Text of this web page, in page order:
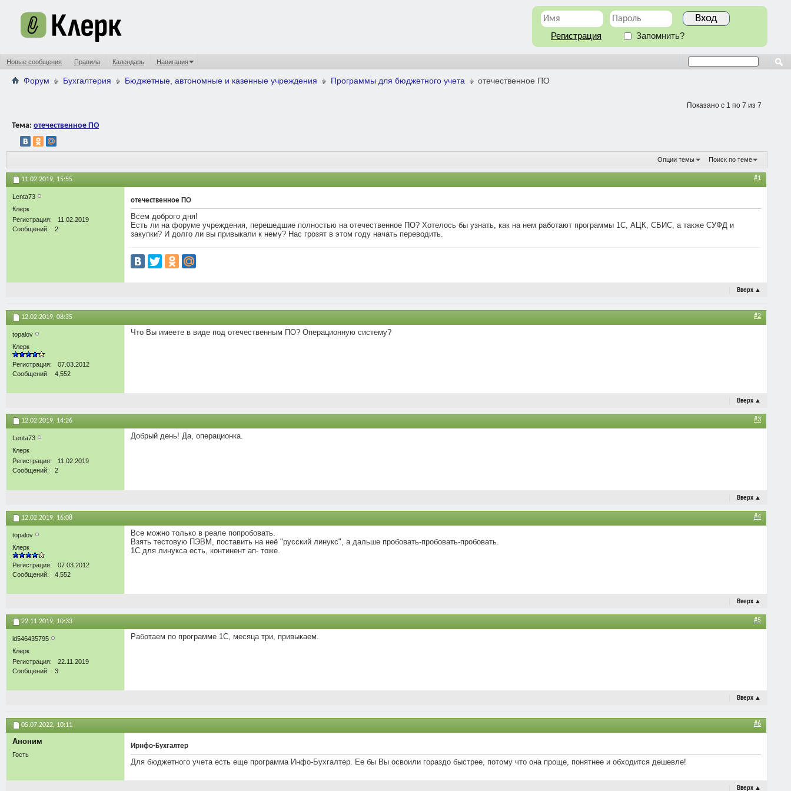
Регистрация Запомнить?
Новые сообщения Правила Календарь Навигация
Форум Бухгалтерия Бюджетные, автономные и казенные учреждения Программы для бюджетного учета отечественное ПО
Показано с 1 по 7 из 7
Тема: отечественное ПО
Опции темы Поиск по теме
11.02.2019, 15:55 #1
Lenta73
Клерк
Регистрация
11.02.2019
Сообщений
2
отечественное ПО
Всем доброго дня!
Есть ли на форуме учреждения, перешедшие полностью на отечественное ПО? Хотелось бы узнать, как на нем работают программы 1С, АЦК, СБИС, а также СУФД и
закупки? И долго ли вы привыкали к нему? Нас грозят в этом году начать переводить.
Вверх ▲
12.02.2019, 08:35 #2
topalov
Клерк
Регистрация
07.03.2012
Сообщений
4,552
Что Вы имеете в виде под отечественным ПО? Операционную систему?
Вверх ▲
12.02.2019, 14:26 #3
Lenta73
Клерк
Регистрация
11.02.2019
Сообщений
2
Добрый день! Да, операционка.
Вверх ▲
12.02.2019, 16:08 #4
topalov
Клерк
Регистрация
07.03.2012
Сообщений
4,552
Все можно только в реале попробовать.
Взять тестовую ПЭВМ, поставить на неё "русский линукс", а дальше пробовать-пробовать-пробовать.
1С для линукса есть, континент ап- тоже.
Вверх ▲
22.11.2019, 10:33 #5
id546435795
Клерк
Регистрация
22.11.2019
Сообщений
3
Работаем по программе 1С, месяца три, привыкаем.
Вверх ▲
05.07.2022, 10:11 #6
Аноним
Гость
Ирнфо-Бухгалтер
Для бюджетного учета есть еще программа Инфо-Бухгалтер. Ее бы Вы освоили гораздо быстрее, потому что она проще, понятнее и обходится дешевле!
Вверх ▲